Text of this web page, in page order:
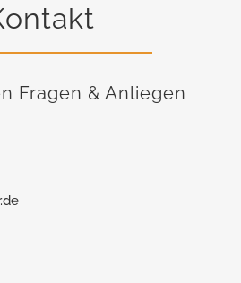
Fragen & Anliegen